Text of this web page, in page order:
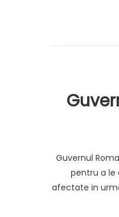
Guvernul
pentru a le
afectate in